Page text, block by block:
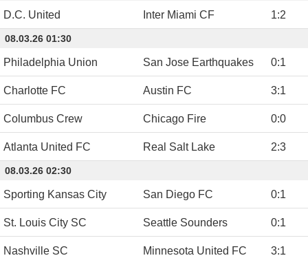
D.C. United Inter Miami CF 1:2
08.03.26 01:30
Philadelphia Union San Jose Earthquakes 0:1
Charlotte FC Austin FC 3:1
Columbus Crew Chicago Fire 0:0
Atlanta United FC Real Salt Lake 2:3
08.03.26 02:30
Sporting Kansas City San Diego FC 0:1
St. Louis City SC Seattle Sounders 0:1
Nashville SC Minnesota United FC 3:1